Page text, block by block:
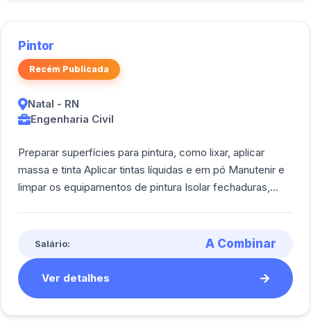
Pintor
Recém Publicada
Natal - RN
Engenharia Civil
Preparar superfícies para pintura, como lixar, aplicar
massa e tinta Aplicar tintas líquidas e em pó Manutenir e
limpar os equipamentos de pintura Isolar fechaduras,
Salário: A Combinar
Ver detalhes